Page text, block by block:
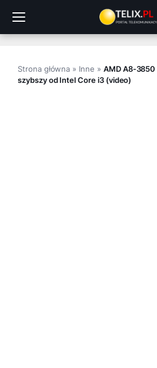
treści
Strona główna » Inne » AMD A8-
szybszy od Intel Core i3 (video)